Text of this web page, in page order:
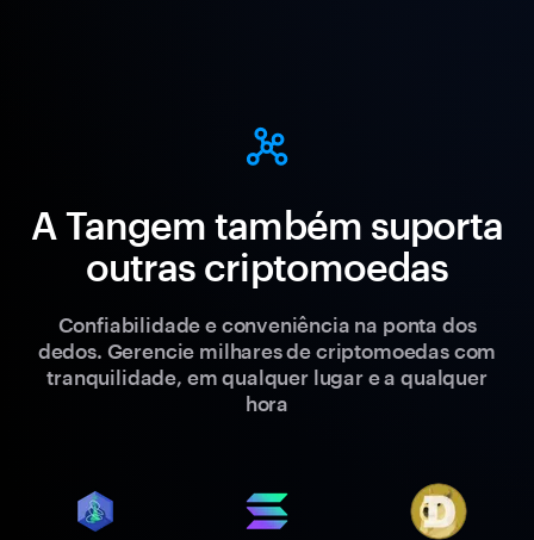
A Tangem também suporta
outras criptomoedas
Confiabilidade e conveniência na ponta dos
dedos. Gerencie milhares de criptomoedas com
tranquilidade, em qualquer lugar e a qualquer
hora